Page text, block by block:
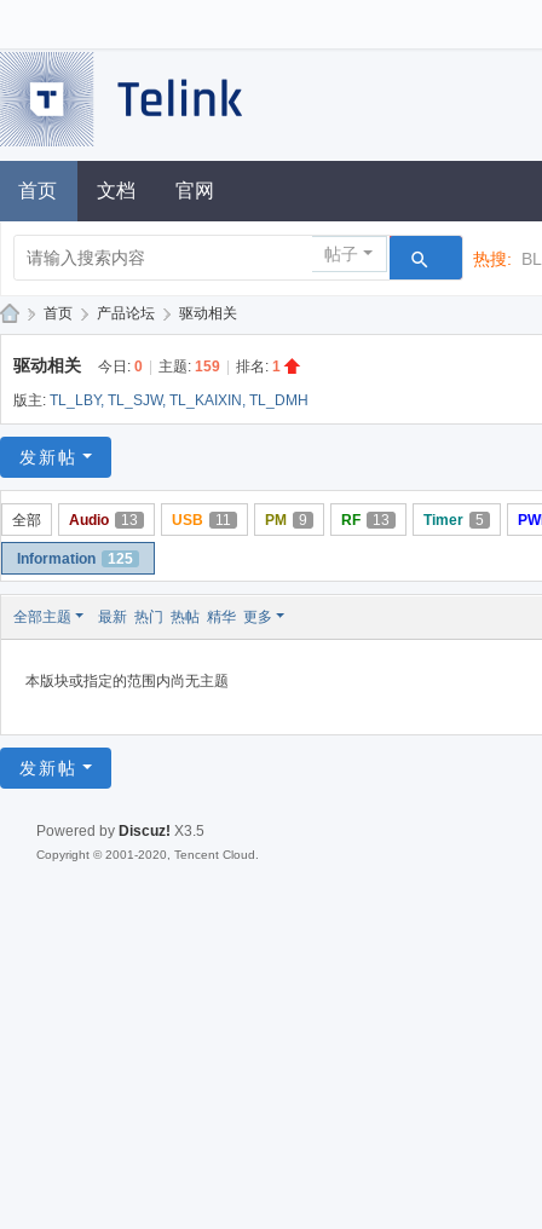
首页 文档 官网
帖子 热搜:
论
坛
» 首页 › 产品论坛 › 驱动相关
驱动相关 今日: 0 主题: 159 排名: 1
版主: TL_LBY, TL_SJW, TL_KAIXIN , TL_DMH
发新帖
全部 Audio 13 USB 11 PM 9 RF 13 Timer 5
Information 125
全部主题 最新 热门 热帖 精华 更多
本版块或指定的范围内尚无主题
发新帖
Powered by Discuz! X3.5
Copyright © 2001-2020, Tencent Cloud.